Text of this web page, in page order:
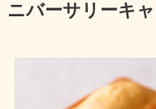
ニバーサリーキ